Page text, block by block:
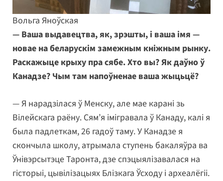
Вольга Яноўская
— Ваша выдавецтва, як, зрэшты, і ваша імя —
новае на беларускім замежным кніжным рынку.
Раскажыце крыху пра сябе. Хто вы? Як даўно ў
Канадзе? Чым там напоўненае ваша жыцьцё?
— Я нарадзілася ў Менску, але мае карані зь
Вілейскага раёну. Сям’я імігравала ў Канаду, калі я
была падлеткам, 26 гадоў таму. У Канадзе я
скончыла школу, атрымала ступень бакаляўра ва
Ўнівэрсытэце Таронта, дзе спэцыялізавалася на
гісторыі, цывілізацыях Блізкага Ўсходу і археалёгіі.